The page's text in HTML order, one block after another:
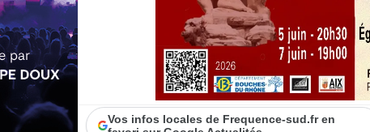
Vos infos locales de Frequence-sud.fr en